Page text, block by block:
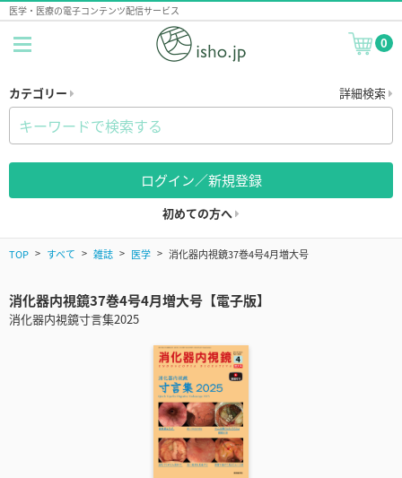
医学・医療の電子コンテンツ配信サービス
0
カテゴリー 詳細検索
ログイン／新規登録
初めての方へ
TOP すべて 雑誌 医学 消化器内視鏡37巻4号4月増大号
消化器内視鏡37巻4号4月増大号【電子版】
消化器内視鏡寸言集2025